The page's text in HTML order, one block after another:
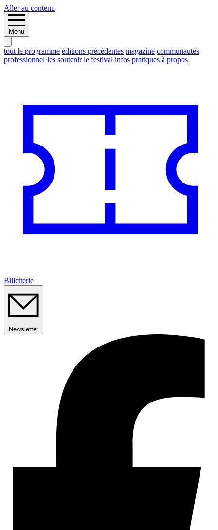
Aller au contenu
Menu
tout le programme éditions précédentes magazine communautés
professionnel·les soutenir le festival infos pratiques à propos
Billetterie
Newsletter